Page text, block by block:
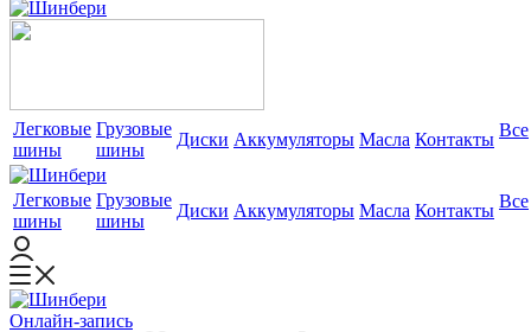
Легковые
шины
Грузовые
шины
Диски Аккумуляторы Масла Контакты Все
Легковые
шины
Грузовые
шины
Диски Аккумуляторы Масла Контакты Все
Онлайн-запись